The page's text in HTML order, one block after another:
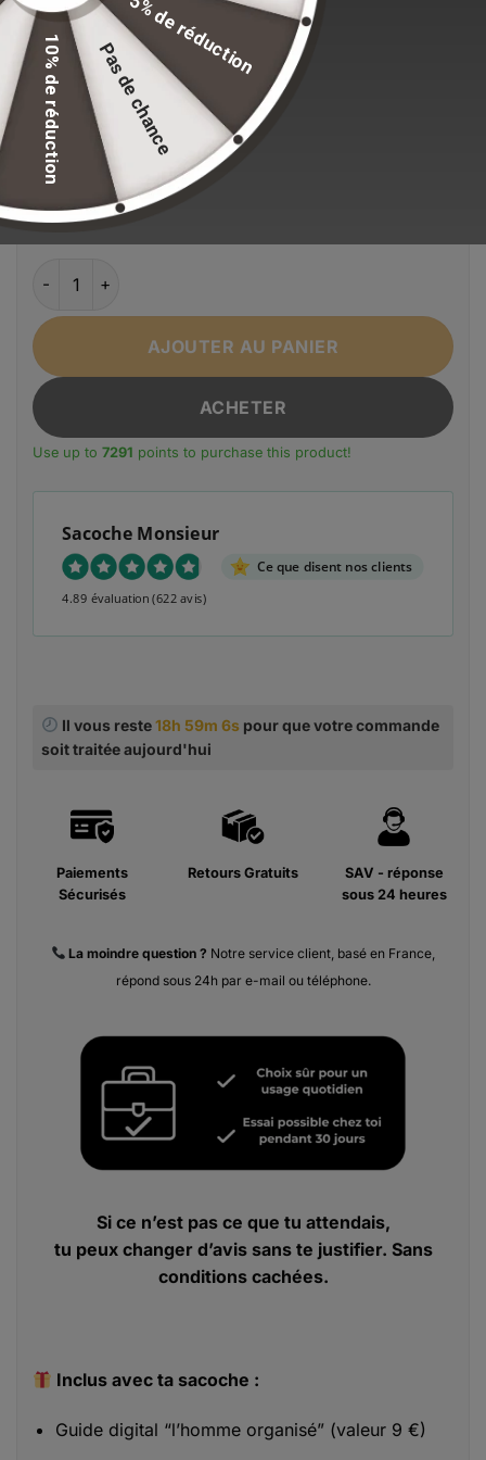
standards de qualité.
Couleur
Bleu Gris Noir Vert Armée
Taille
36 x 20.5 x 10.5cm
AJOUTER AU PANIER
ACHETER
Use up to 7291 points to purchase this product!
Alternative:
Sacoche Monsieur
Ce que disent nos clients
4.89 évaluation (622 avis)
Il vous reste18h 59m 5spour que votre commande
soit traitée aujourd'hui
Paiements
Sécurisés
Retours Gratuits
SAV - réponse
sous 24 heures
La moindre question ? Notre service client, basé en France,
répond sous 24h par e-mail ou téléphone.
Si ce n’est pas ce que tu attendais,
tu peux changer d’avis sans te justifier. Sans
conditions cachées.
Inclus avec ta sacoche :
Guide digital “l’homme organisé” (valeur 9 €)
5% de réduction
Pas de chance
10% de réduction